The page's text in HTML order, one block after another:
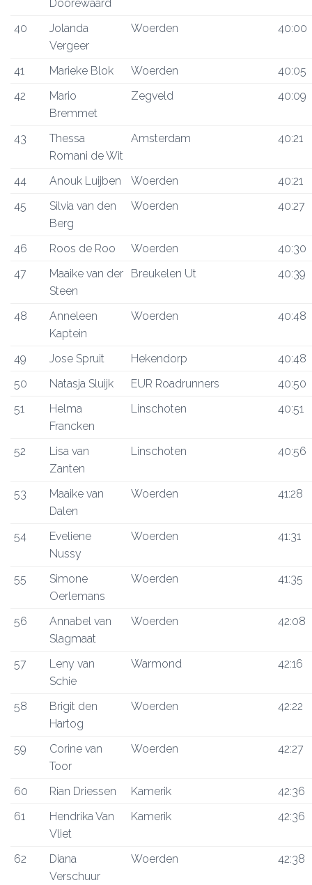
Doorewaard
40
Jolanda
Vergeer
Woerden 40:00
41 Marieke Blok Woerden
40:05
42
Mario
Bremmet
Zegveld 40:09
43
Thessa
Romani de Wit
Amsterdam 40:21
44 Anouk Luijben Woerden
40:21
45
Silvia van den
Berg
Woerden 40:27
46 Roos de Roo Woerden
40:30
47
Maaike van der
Steen
Breukelen Ut 40:39
48
Anneleen
Kaptein
Woerden 40:48
49 Jose Spruit Hekendorp
40:48
50
Natasja Sluijk EUR Roadrunners
40:50
51
Helma
Francken
Linschoten 40:51
52
Lisa van
Zanten
Linschoten 40:56
53
Maaike van
Dalen
Woerden 41:28
54
Eveliene
Nussy
Woerden 41:31
55
Simone
Oerlemans
Woerden 41:35
56
Annabel van
Slagmaat
Woerden 42:08
57
Leny van
Schie
Warmond 42:16
58
Brigit den
Hartog
Woerden 42:22
59
Corine van
Toor
Woerden 42:27
60 Rian Driessen Kamerik
42:36
61
Hendrika Van
Vliet
Kamerik 42:36
62
Diana
Verschuur
Woerden 42:38